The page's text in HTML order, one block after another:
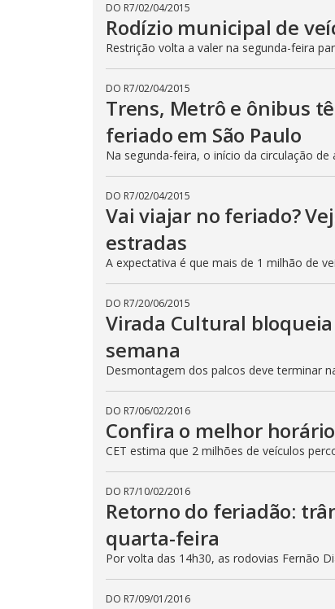
DO R7/02/04/2015
Rodízio municipal de
Restrição volta a valer na segunda-feira
DO R7/02/04/2015
Trens, Metrô e ônibus
feriado em São Paulo
Na segunda-feira, o início da circulação
DO R7/02/04/2015
Vai viajar no feriado?
estradas
A expectativa é que mais de 1 milhão de
DO R7/20/06/2015
Virada Cultural
semana
Desmontagem dos palcos deve terminar
DO R7/06/02/2016
Confira o melhor
CET estima que 2 milhões de veículos
DO R7/10/02/2016
Retorno do feriadão:
quarta-feira
Por volta das 14h30, as rodovias Fernão
DO R7/09/01/2016